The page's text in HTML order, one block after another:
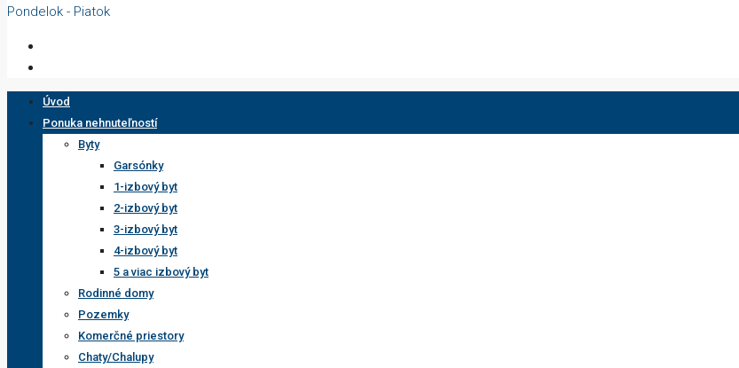
Pondelok - Piatok
Úvod
Ponuka nehnuteľností
Byty
Garsónky
1-izbový byt
2-izbový byt
3-izbový byt
4-izbový byt
5 a viac izbový byt
Rodinné domy
Pozemky
Komerčné priestory
Chaty/Chalupy